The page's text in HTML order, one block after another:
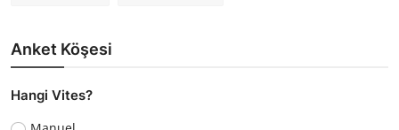
Anket Köşesi
Hangi Vites?